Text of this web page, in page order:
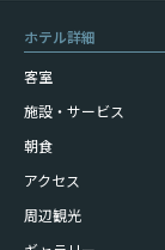
ホテル詳細
客室
施設・サービス
朝食
アクセス
周辺観光